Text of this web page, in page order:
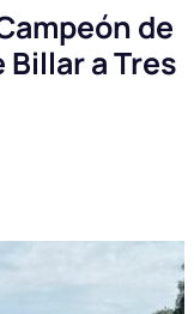
de
Billar a Tres